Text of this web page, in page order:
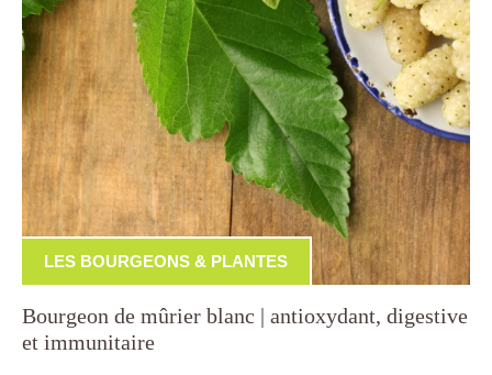
LES BOURGEONS & PLANTES
Bourgeon de mûrier blanc | antioxydant, digestive
et immunitaire